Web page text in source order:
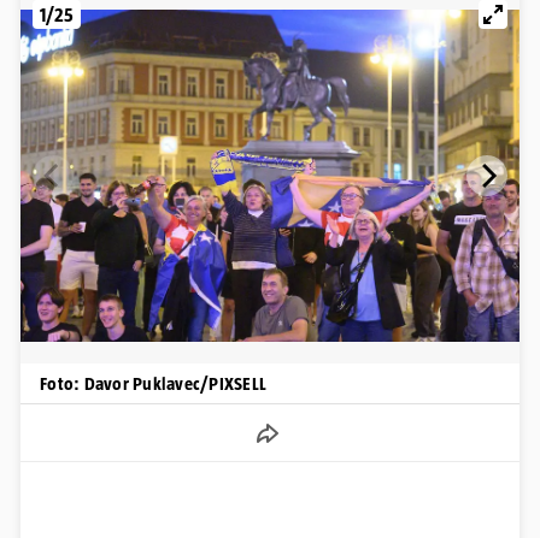
1/25
Foto: Davor Puklavec/PIXSELL